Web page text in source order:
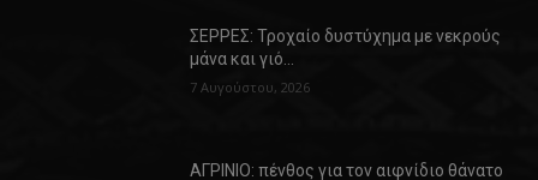
ΣΕΡΡΕΣ: Τροχαίο δυστύχημα με νεκρούς
μάνα και γιό…
7 Αυγούστου, 2026
ΑΓΡΙΝΙΟ: πένθος για τον αιφνίδιο θάνατο